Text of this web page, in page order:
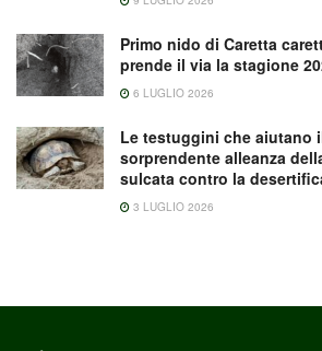
Primo nido di Caretta
prende il via la stagione
6 LUGLIO 2026
Le testuggini che aiutano
sorprendente alleanza
sulcata contro la
3 LUGLIO 2026